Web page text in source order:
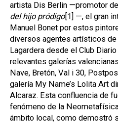
artista Dis Berlin —promotor
del hijo pródigo[1] —, el gran
Manuel Bonet por estos
diversos agentes artísticos de
Lagardera desde el Club
relevantes galerías
Nave, Bretón, Val i 30,
galería My Name’s Lolita Art
Alcaraz. Esta confluencia de
fenómeno de la
ámbito local, como demostró